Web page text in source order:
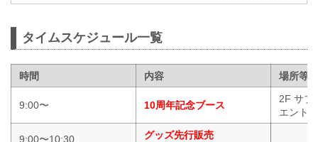
タイムスケジュール一覧
時間 内容 場所等
9:00〜 10周年記念ブース
2F サブ
エント
9:00〜10:30
グッズ先行販売